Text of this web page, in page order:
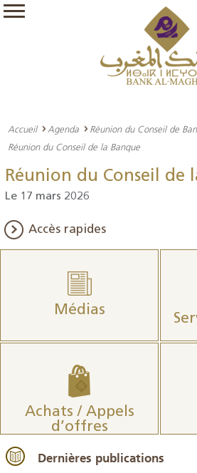
Accueil Agenda
Réunion du Conseil de
Réunion du Conseil de la Banque
Réunion du Conseil de
Le 17 mars 2026
Accès rapides
Médias
Achats / Appels
d’offres
Dernières publications